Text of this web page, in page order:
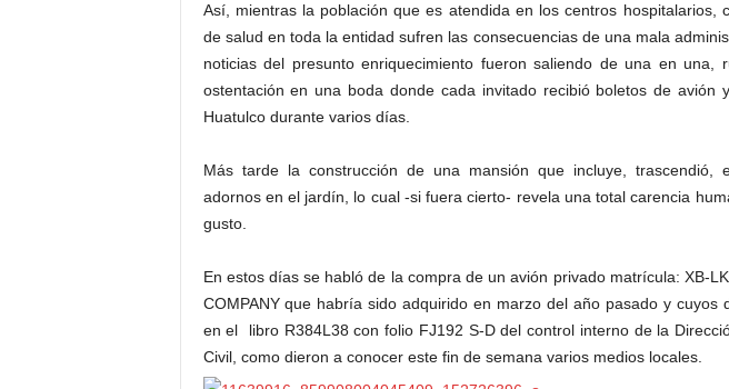
Así, mientras la población que es atendida en los centros hospitalarios,
de salud en toda la entidad sufren las consecuencias de una mala
noticias del presunto enriquecimiento fueron saliendo de una en una,
ostentación en una boda donde cada invitado recibió boletos de avión
Huatulco durante varios días.
Más tarde la construcción de una mansión que incluye, trascendió,
adornos en el jardín, lo cual -si fuera cierto- revela una total carencia
gusto.
En estos días se habló de la compra de un avión privado matrícula: XB-
COMPANY que habría sido adquirido en marzo del año pasado y cuyos
en el libro R384L38 con folio FJ192 S-D del control interno de la
Civil, como dieron a conocer este fin de semana varios medios locales.